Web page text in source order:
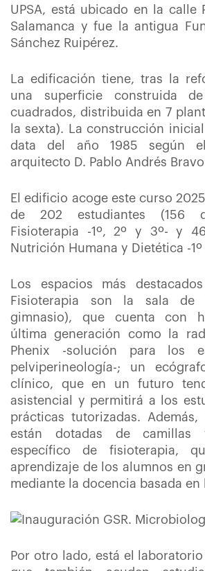
UPSA, está ubicado en la calle
Salamanca y fue la antigua
Sánchez Ruipérez.
La edificación tiene, tras la
una superficie construida
cuadrados, distribuida en 7
la sexta). La construcción
data del año 1985 según
arquitecto D. Pablo Andrés
El edificio acoge este curso
de 202 estudiantes (156
Fisioterapia -1º, 2º y 3º- y
Nutrición Humana y Dietética -1º
Los espacios más
Fisioterapia son la sala de
gimnasio), que cuenta con
última generación como la
Phenix -solución para los
pelviperineología-; un
clínico, que en un futuro
asistencial y permitirá a los
prácticas tutorizadas.
están dotadas de camillas
específico de fisioterapia,
aprendizaje de los alumnos en
mediante la docencia basada en
Por otro lado, está el laboratorio